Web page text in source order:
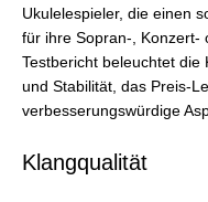
Ukulelespieler, die einen
für ihre Sopran-, Konzert-
Testbericht beleuchtet die
und Stabilität, das Preis-
verbesserungswürdige
Klangqualität